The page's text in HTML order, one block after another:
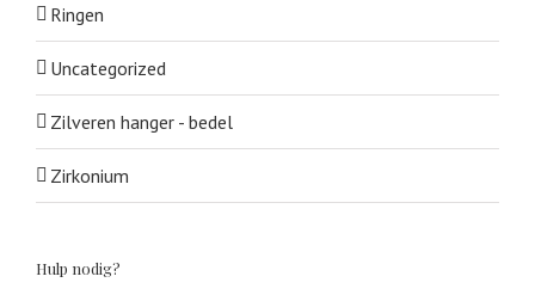
Ringen
Uncategorized
Zilveren hanger - bedel
Zirkonium
Hulp nodig?